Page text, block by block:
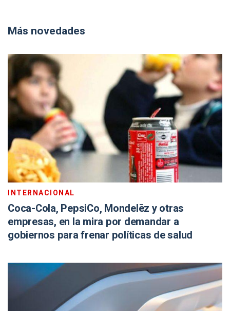
Más novedades
INTERNACIONAL
Coca-Cola, PepsiCo, Mondelēz y otras
empresas, en la mira por demandar a
gobiernos para frenar políticas de salud